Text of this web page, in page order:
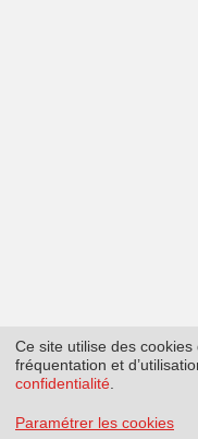
Ce site utilise des
fréquentation et
confidentialité
Paramétrer les cookies